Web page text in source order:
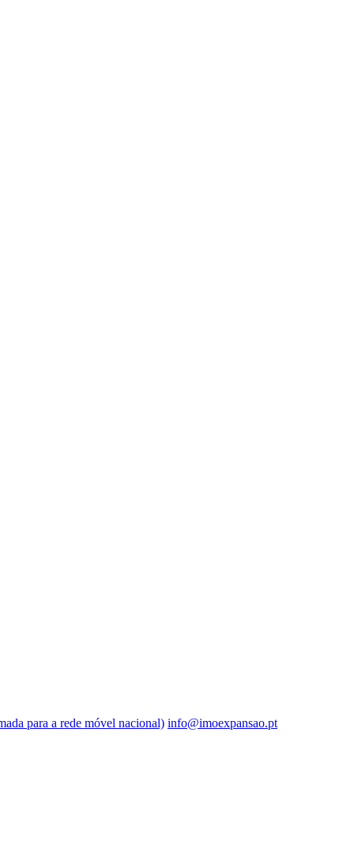
para a rede móvel nacional) info@imoexpansao.pt